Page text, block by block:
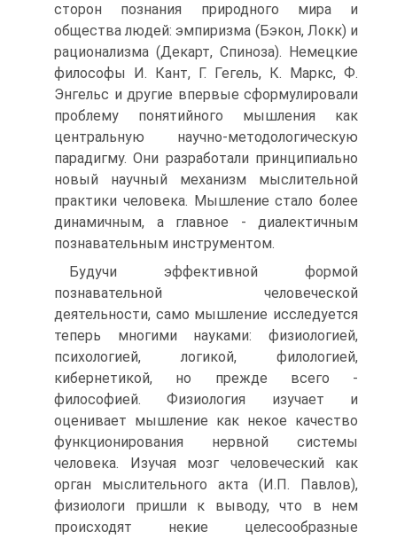
сторон познания природного мира и
общества людей: эмпиризма (Бэкон, Локк) и
рационализма (Декарт, Спиноза). Немецкие
философы И. Кант, Г. Гегель, К. Маркс, Ф.
Энгельс и другие впервые сформулиро­вали
проблему понятийного мышления как
центральную науч­но-методологическую
парадигму. Они разработали принципи­ально
новый научный механизм мыслительной
практики чело­века. Мышление стало более
динамичным, а главное - диалек­тичным
познавательным инструментом.
Будучи эффективной формой
познавательной человече­ской
деятельности, само мышление исследуется
теперь многи­ми науками: физиологией,
психологией, логикой, филологией,
кибернетикой, но прежде всего -
философией. Физиология изу­чает и
оценивает мышление как некое качество
функциониро­вания нервной системы
человека. Изучая мозг человеческий как
орган мыслительного акта (И.П. Павлов),
физиологи при­шли к выводу, что в нем
происходят некие целесообразные